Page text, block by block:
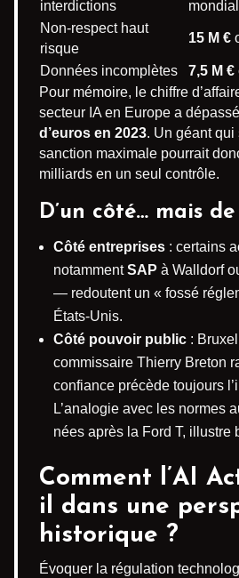
interdictions
mondial
Non-respect haut
risque
15 M €
Données incomplètes 7,5 M €
Pour mémoire, le chiffre
secteur IA en Europe a dépassé
d’euros en 2023. Un géant qui
sanction maximale pourrait
milliards en un seul contrôle.
D’un côté… mais
Côté entreprises : certains
notammentSAP à Walldorf
— redoutent un « fossé
États-Unis.
Côté pouvoir public :
commissaire Thierry Breton
confiance précède toujours
L’analogie avec les normes
nées après la Ford T, illustre
Comment l’AI
il dans une
historique ?
Évoquer la régulation